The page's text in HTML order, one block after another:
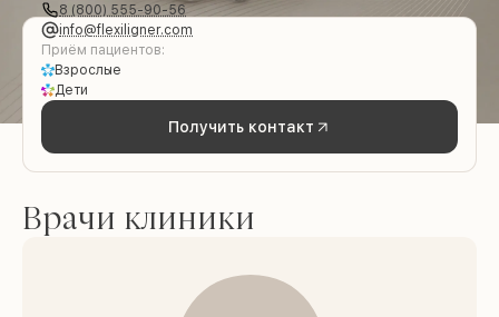
8 (800) 555-90-56
info@flexiligner.com
Приём пациентов:
Взрослые
Дети
Получить контакт
Врачи клиники